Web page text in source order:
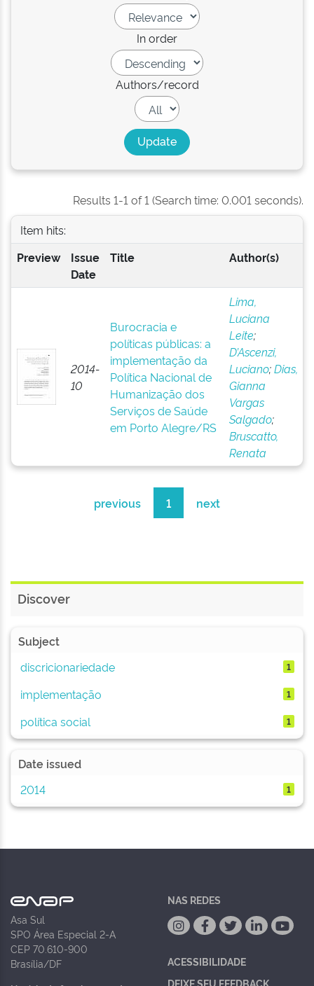
In order
Authors/record
Results 1-1 of 1 (Search time: 0.001 seconds).
Item hits:
Preview
Issue
Date
Title Author(s)
2014-
10
Burocracia e
políticas públicas: a
implementação da
Política Nacional de
Humanização dos
Serviços de Saúde
em Porto Alegre/RS
Lima,
Luciana
Leite;
D’Ascenzi,
Luciano;Dias,
Gianna
Vargas
Salgado;
Bruscatto,
Renata
previous 1 next
Discover
Subject
discricionariedade
1
implementação 1
política social 1
Date issued
2014
1
Asa Sul
SPO Área Especial 2-A
CEP 70.610-900
Brasília/DF
NAS REDES
ACESSIBILIDADE
DEIXE SEU FEEDBACK